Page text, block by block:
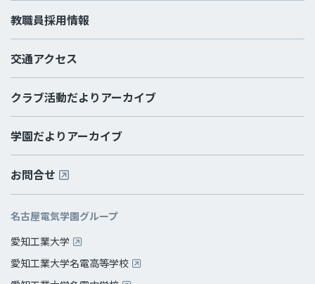
教職員採用情報
交通アクセス
クラブ活動だよりアーカイブ
学園だよりアーカイブ
お問合せ
名古屋電気学園グループ
愛知工業大学
愛知工業大学名電高等学校